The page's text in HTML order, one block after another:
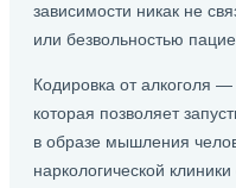
зависимости никак не
или безвольностью
Кодировка от алкоголя
которая позволяет
в образе мышления
наркологической